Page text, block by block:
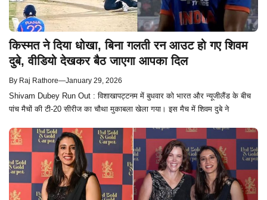
किस्मत ने दिया धोखा, बिना गलती रन आउट हो गए शिवम
दुबे, वीडियो देखकर बैठ जाएगा आपका दिल
By Raj Rathore—January 29, 2026
Shivam Dubey Run Out : विशाखापट्टनम में बुधवार को भारत और न्यूजीलैंड के बीच
पांच मैचों की टी-20 सीरीज का चौथा मुकाबला खेला गया। इस मैच में शिवम दुबे ने